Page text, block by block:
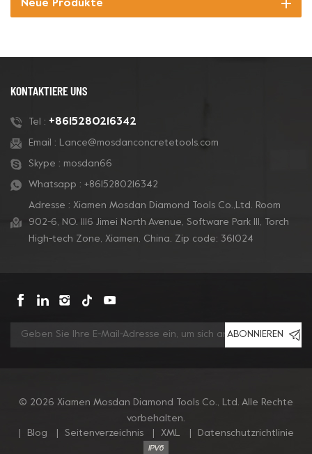
Neue Produkte
KONTAKTIERE UNS
Tel : +8615280216342
Email : Lance@mosdanconcretetools.com
Skype : mosdan66
Whatsapp : +8615280216342
Adresse : Xiamen Mosdan Diamond Tools Co.,Ltd. Room
902-6, NO. 1116 Jimei North Avenue, Software Park Ill, Torch
High-tech Zone, Xiamen, China. Zip code: 361024
ABONNIEREN
© 2026 Xiamen Mosdan Diamond Tools Co., Ltd. Alle Rechte
vorbehalten.
Blog Seitenverzeichnis XML Datenschutzrichtlinie